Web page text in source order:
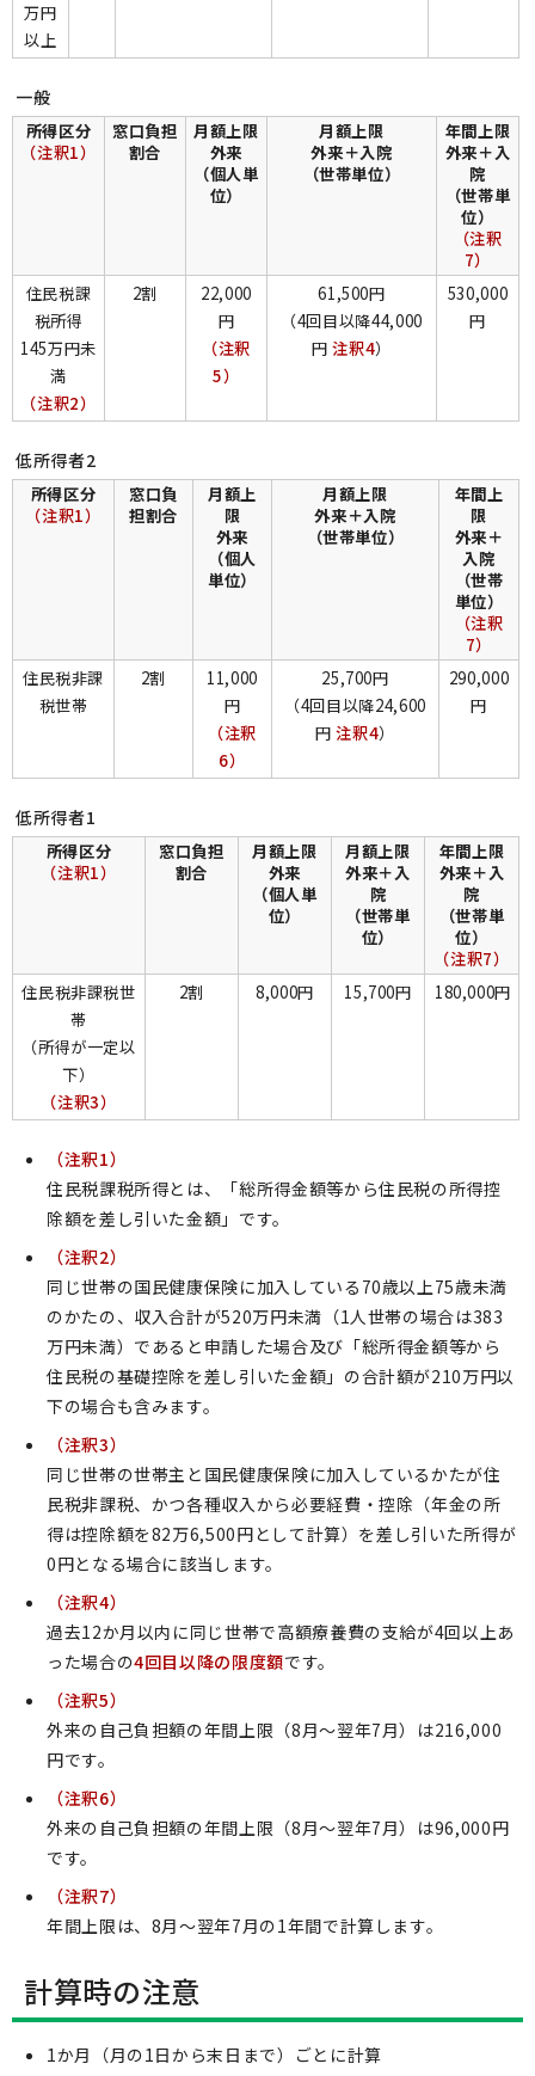
万円
以上
一般
所得区分
（注釈1）
窓口負担
割合
月額上限
外来
（個人単
位）
月額上限
外来＋入院
（世帯単位）
年間上限
外来＋入
院
（世帯単
位）
（注釈
7）
住民税課
税所得
145万円未
満
（注釈2）
2割
22,000
円
（注釈
5）
61,500円
（4回目以降44,000
円注釈4）
530,000
円
低所得者2
所得区分
（注釈1）
窓口負
担割合
月額上
限
外来
（個人
単位）
月額上限
外来＋入院
（世帯単位）
年間上
限
外来＋
入院
（世帯
単位）
（注釈
7）
住民税非課
税世帯
2割
11,000
円
（注釈
6）
25,700円
（4回目以降24,600
円注釈4）
290,000
円
低所得者1
所得区分
（注釈1）
窓口負担
割合
月額上限
外来
（個人単
位）
月額上限
外来＋入
院
（世帯単
位）
年間上限
外来＋入
院
（世帯単
位）
（注釈7）
住民税非課税世
帯
（所得が一定以
下）
（注釈3）
2割 8,000円 15,700円 180,000円
（注釈1）
住民税課税所得とは、「総所得金額等から住民税の所得控
除額を差し引いた金額」です。
（注釈2）
同じ世帯の国民健康保険に加入している70歳以上75歳未満
のかたの、収入合計が520万円未満（1人世帯の場合は383
万円未満）であると申請した場合及び「総所得金額等から
住民税の基礎控除を差し引いた金額」の合計額が210万円以
下の場合も含みます。
（注釈3）
同じ世帯の世帯主と国民健康保険に加入しているかたが住
民税非課税、かつ各種収入から必要経費・控除（年金の所
得は控除額を82万6,500円として計算）を差し引いた所得が
0円となる場合に該当します。
（注釈4）
過去12か月以内に同じ世帯で高額療養費の支給が4回以上あ
った場合の4回目以降の限度額です。
（注釈5）
外来の自己負担額の年間上限（8月～翌年7月）は216,000
円です。
（注釈6）
外来の自己負担額の年間上限（8月～翌年7月）は96,000円
です。
（注釈7）
年間上限は、8月～翌年7月の1年間で計算します。
計算時の注意
1か月（月の1日から末日まで）ごとに計算